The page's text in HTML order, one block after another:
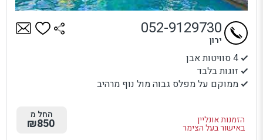
4 סוויטות אבן
זוגות בלבד
ממוקם על מפלס גבוה מול נוף מרהיב
הזמנות אונליין
באישור בעל הצימר
052-9129730
ירון
החל מ
₪850